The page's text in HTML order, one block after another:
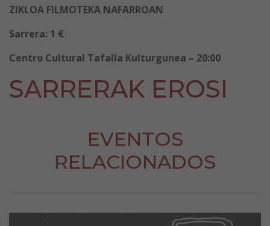
ZIKLOA FILMOTEKA NAFARROAN
Sarrera: 1 €
Centro Cultural Tafalla Kulturgunea – 20:00
SARRERAK EROSI
EVENTOS
RELACIONADOS